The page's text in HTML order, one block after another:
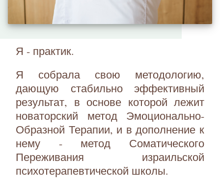
Я - практик.
Я собрала свою методологию,
дающую стабильно эффективный
результат, в основе которой лежит
новаторский метод Эмоционально-
Образной Терапии, и в дополнение к
нему - метод Соматического
Переживания израильской
психотерапевтической школы.